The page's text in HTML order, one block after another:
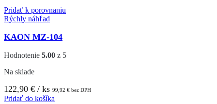
Pridať k porovnaniu
Rýchly náhľad
KAON MZ-104
Hodnotenie 5.00 z 5
Na sklade
122,90 € / ks 99,92 € bez DPH
Pridať do košíka